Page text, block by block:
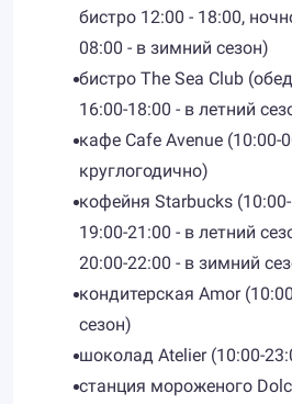
бистро 12:00 - 18:00,
08:00 - в зимний сезон)
бистро The Sea Club
16:00-18:00 - в летний
кафе Cafe Avenue (10:00-
круглогодично)
кофейня Starbucks
19:00-21:00 - в летний
20:00-22:00 - в зимний
кондитерская Amor
сезон)
шоколад Atelier (10:00-
станция мороженого